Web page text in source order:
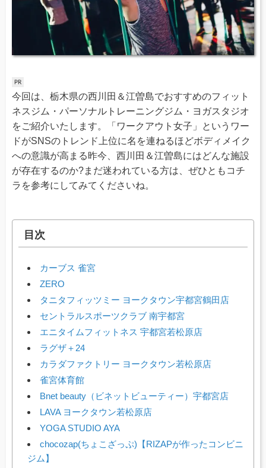
今回は、栃木県の西川田＆江曽島でおすすめのフィット
ネスジム・パーソナルトレーニングジム・ヨガスタジオ
をご紹介いたします。「ワークアウト女子」というワー
ドがSNSのトレンド上位に名を連ねるほどボディメイク
への意識が高まる昨今、西川田＆江曽島にはどんな施設
が存在するのか?まだ迷われている方は、ぜひともコチ
ラを参考にしてみてくださいね。
目次
カーブス 雀宮
ZERO
タニタフィッツミー ヨークタウン宇都宮鶴田店
セントラルスポーツクラブ 南宇都宮
エニタイムフィットネス 宇都宮若松原店
ラグザ＋24
カラダファクトリー ヨークタウン若松原店
雀宮体育館
Bnet beauty（ビネットビューティー）宇都宮店
LAVA ヨークタウン若松原店
YOGA STUDIO AYA
chocozap(ちょこざっぷ)【RIZAPが作ったコンビニ
ジム】